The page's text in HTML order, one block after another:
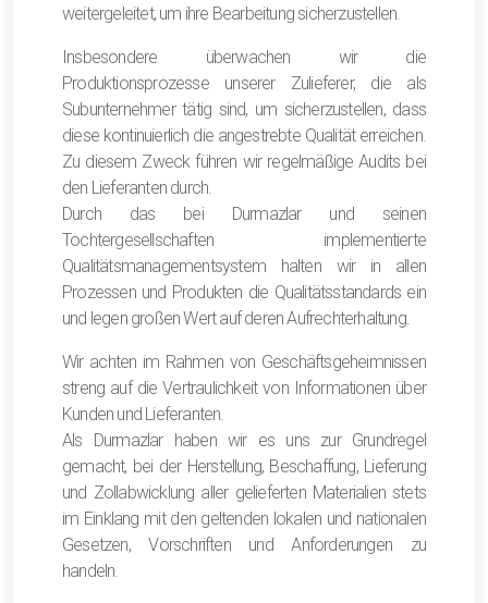
weitergeleitet, um ihre Bearbeitung sicherzustellen.
Insbesondere überwachen wir die
Produktionsprozesse unserer Zulieferer, die als
Subunternehmer tätig sind, um sicherzustellen, dass
diese kontinuierlich die angestrebte Qualität erreichen.
Zu diesem Zweck führen wir regelmäßige Audits bei
den Lieferanten durch.
Durch das bei Durmazlar und seinen
Tochtergesellschaften implementierte
Qualitätsmanagementsystem halten wir in allen
Prozessen und Produkten die Qualitätsstandards ein
und legen großen Wert auf deren Aufrechterhaltung.
Wir achten im Rahmen von Geschäftsgeheimnissen
streng auf die Vertraulichkeit von Informationen über
Kunden und Lieferanten.
Als Durmazlar haben wir es uns zur Grundregel
gemacht, bei der Herstellung, Beschaffung, Lieferung
und Zollabwicklung aller gelieferten Materialien stets
im Einklang mit den geltenden lokalen und nationalen
Gesetzen, Vorschriften und Anforderungen zu
handeln.